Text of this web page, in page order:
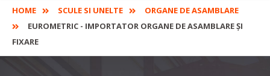
HOME SCULE SI UNELTE
ORGANE DE ASAMBLARE
EUROMETRIC - IMPORTATOR ORGANE DE ASAMBLARE ȘI
FIXARE